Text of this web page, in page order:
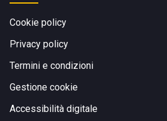
Cookie policy
Privacy policy
Termini e condizioni
Gestione cookie
Accessibilità digitale